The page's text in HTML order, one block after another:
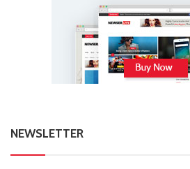
NEWSLETTER